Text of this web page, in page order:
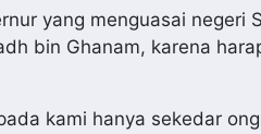
yang menguasai negeri
bin Ghanam, karena
kami hanya sekedar